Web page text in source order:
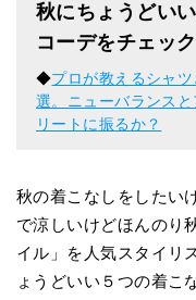
秋にちょうどい
コーデをチェック
◆プロが教えるシャ
選。ニューバランス
リートに振るか？
秋の着こなしをしたい
で涼しいけどほんのり
イル」を人気スタイリ
ょうどいい５つの着こ